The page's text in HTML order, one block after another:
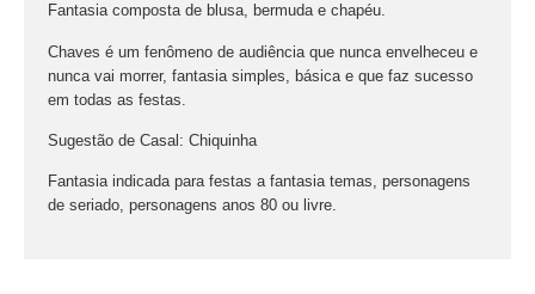
Fantasia composta de blusa, bermuda e chapéu.
Chaves é um fenômeno de audiência que nunca envelheceu e
nunca vai morrer, fantasia simples, básica e que faz sucesso
em todas as festas.
Sugestão de Casal: Chiquinha
Fantasia indicada para festas a fantasia temas, personagens
de seriado, personagens anos 80 ou livre.